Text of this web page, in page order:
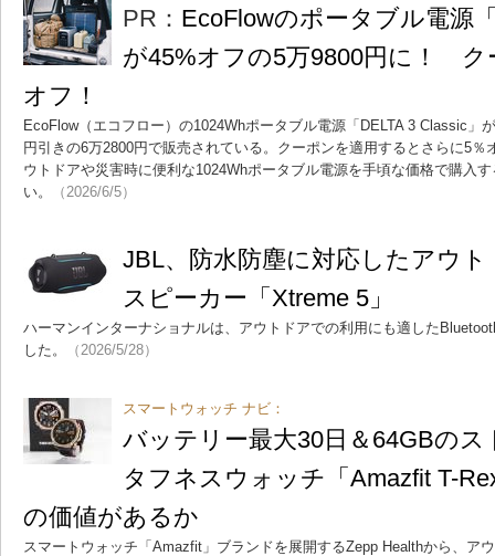
PR： EcoFlowのポータブル電源
が45%オフの5万9800円に！ ク
オフ！
EcoFlow（エコフロー）の1024Whポータブル電源「DELTA 3 Classic」
円引きの6万2800円で販売されている。クーポンを適用するとさらに5％
ウトドアや災害時に便利な1024Whポータブル電源を手頃な価格で購入
い。
（2026/6/5）
JBL、防水防塵に対応したアウ
スピーカー「Xtreme 5」
ハーマンインターナショナルは、アウトドアでの利用にも適した
した。
（2026/5/28）
スマートウォッチ ナビ：
バッテリー最大30日＆64GBの
タフネスウォッチ「Amazfit T-
の価値があるか
スマートウォッチ「Amazfit」ブランドを展開するZepp Healthから、ア